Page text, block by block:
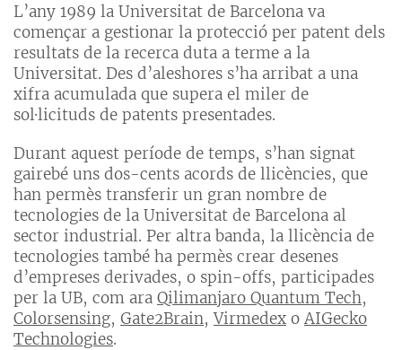
L’any 1989 la Universitat de Barcelona va
començar a gestionar la protecció per patent dels
resultats de la recerca duta a terme a la
Universitat. Des d’aleshores s’ha arribat a una
xifra acumulada que supera el miler de
sol·licituds de patents presentades.
Durant aquest període de temps, s’han signat
gairebé uns dos-cents acords de llicències, que
han permès transferir un gran nombre de
tecnologies de la Universitat de Barcelona al
sector industrial. Per altra banda, la llicència de
tecnologies també ha permès crear desenes
d’empreses derivades, o spin-offs, participades
per la UB, com ara Qilimanjaro Quantum Tech,
Colorsensing, Gate2Brain,Virmedex oAIGecko
Technologies.